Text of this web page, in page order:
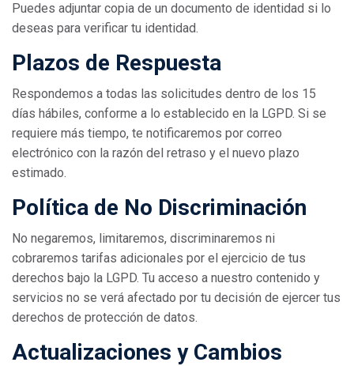
Puedes adjuntar copia de un documento de identidad si lo
deseas para verificar tu identidad.
Plazos de Respuesta
Respondemos a todas las solicitudes dentro de los 15
días hábiles, conforme a lo establecido en la LGPD. Si se
requiere más tiempo, te notificaremos por correo
electrónico con la razón del retraso y el nuevo plazo
estimado.
Política de No Discriminación
No negaremos, limitaremos, discriminaremos ni
cobraremos tarifas adicionales por el ejercicio de tus
derechos bajo la LGPD. Tu acceso a nuestro contenido y
servicios no se verá afectado por tu decisión de ejercer tus
derechos de protección de datos.
Actualizaciones y Cambios